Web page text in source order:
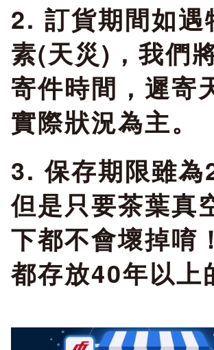
產品責任險：已
泰產品責任險一
食品業者登錄字
153981474-
【產品規格】
包 裝：馬口鐵罐
氮
2. 訂貨期間如遇
素(天災)，我們
寄件時間，遲寄
實際狀況為主。
3. 保存期限雖為
但是只要茶葉真
下都不會壞掉唷
都存放40年以上